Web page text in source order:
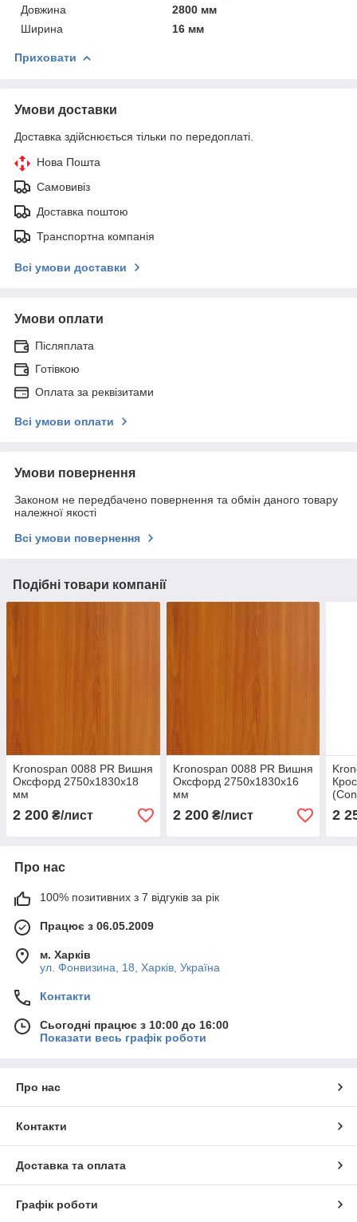
Довжина
2800 мм
Ширина
16 мм
Приховати
Умови доставки
Доставка здійснюється тільки по передоплаті.
Нова Пошта
Самовивіз
Доставка поштою
Транспортна компанія
Всі умови доставки
Умови оплати
Післяплата
Готівкою
Оплата за реквізитами
Всі умови оплати
Умови повернення
Законом не передбачено повернення та обмін даного товару
належної якості
Всі умови повернення
Подібні товари компанії
Kronospan 0088 PR Вишня
Оксфорд 2750х1830х18
мм
2 200 ₴/лист
Kronospan 0088 PR Вишня
Оксфорд 2750х1830х16
мм
2 200₴/лист
мм
2
Про нас
100% позитивних з 7 відгуків за рік
Працює з 06.05.2009
м. Харків
ул. Фонвизина, 18, Харків, Україна
Контакти
Сьогодні працює з 10:00 до 16:00
Показати весь графік роботи
Про нас
Контакти
Доставка та оплата
Графік роботи